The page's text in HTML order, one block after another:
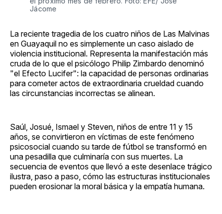
Jácome
La reciente tragedia de los cuatro niños de Las Malvinas
en Guayaquil no es simplemente un caso aislado de
violencia institucional. Representa la manifestación más
cruda de lo que el psicólogo Philip Zimbardo denominó
"el Efecto Lucifer": la capacidad de personas ordinarias
para cometer actos de extraordinaria crueldad cuando
las circunstancias incorrectas se alinean.
Saúl, Josué, Ismael y Steven, niños de entre 11 y 15
años, se convirtieron en víctimas de este fenómeno
psicosocial cuando su tarde de fútbol se transformó en
una pesadilla que culminaría con sus muertes. La
secuencia de eventos que llevó a este desenlace trágico
ilustra, paso a paso, cómo las estructuras institucionales
pueden erosionar la moral básica y la empatía humana.